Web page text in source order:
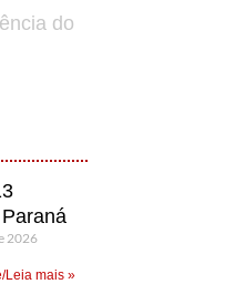
do
2026
Leia mais »